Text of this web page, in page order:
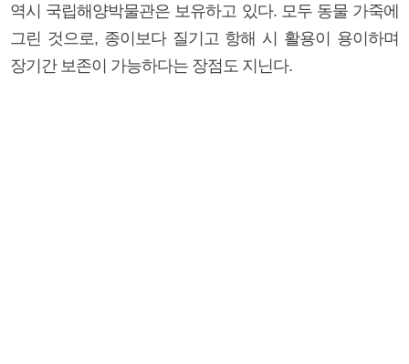
역시 국립해양박물관은 보유하고 있다. 모두 동물 가죽에
그린 것으로, 종이보다 질기고 항해 시 활용이 용이하며
장기간 보존이 가능하다는 장점도 지닌다.